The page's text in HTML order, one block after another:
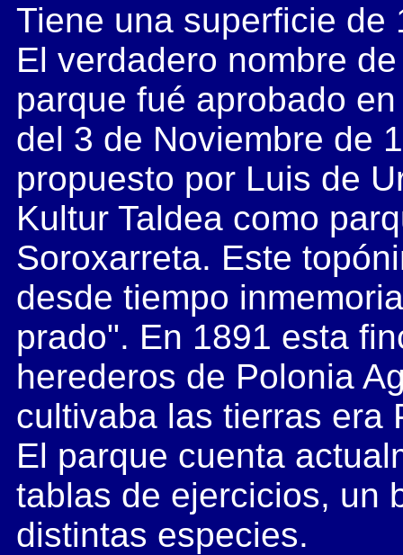
Tiene una superficie de
El verdadero nombre
parque fué aprobado
del 3 de Noviembre de
propuesto por Luis de
Kultur Taldea como
Soroxarreta. Este
desde tiempo
prado". En 1891 esta
herederos de Polonia
cultivaba las tierras era
El parque cuenta
tablas de ejercicios, un
distintas especies.